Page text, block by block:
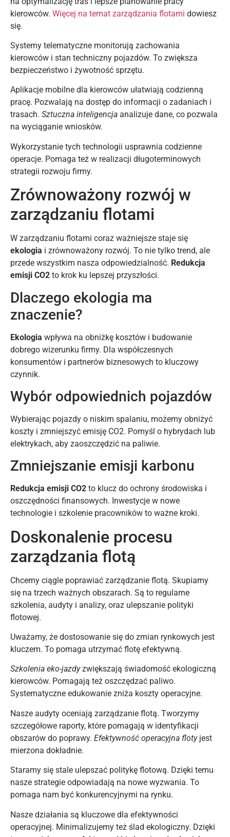
kierowców. Więcej na temat zarządzania flotami dowiesz
się.
Systemy telematyczne monitorują zachowania
kierowców i stan techniczny pojazdów. To zwiększa
bezpieczeństwo i żywotność sprzętu.
Aplikacje mobilne dla kierowców ułatwiają codzienną
pracę. Pozwalają na dostęp do informacji o zadaniach i
trasach. Sztuczna inteligencja analizuje dane, co pozwala
na wyciąganie wniosków.
Wykorzystanie tych technologii usprawnia codzienne
operacje. Pomaga też w realizacji długoterminowych
strategii rozwoju firmy.
Zrównoważony rozwój w
zarządzaniu flotami
W zarządzaniu flotami coraz ważniejsze staje się
ekologia i zrównoważony rozwój. To nie tylko trend, ale
przede wszystkim nasza odpowiedzialność. Redukcja
emisji CO2 to krok ku lepszej przyszłości.
Dlaczego ekologia ma
znaczenie?
Ekologia wpływa na obniżkę kosztów i budowanie
dobrego wizerunku firmy. Dla współczesnych
konsumentów i partnerów biznesowych to kluczowy
czynnik.
Wybór odpowiednich pojazdów
Wybierając pojazdy o niskim spalaniu, możemy obniżyć
koszty i zmniejszyć emisję CO2. Pomyśl o hybrydach lub
elektrykach, aby zaoszczędzić na paliwie.
Zmniejszanie emisji karbonu
Redukcja emisji CO2 to klucz do ochrony środowiska i
oszczędności finansowych. Inwestycje w nowe
technologie i szkolenie pracowników to ważne kroki.
Doskonalenie procesu
zarządzania flotą
Chcemy ciągle poprawiać zarządzanie flotą. Skupiamy
się na trzech ważnych obszarach. Są to regularne
szkolenia, audyty i analizy, oraz ulepszanie polityki
flotowej.
Uważamy, że dostosowanie się do zmian rynkowych jest
kluczem. To pomaga utrzymać flotę efektywną.
Szkolenia eko-jazdyzwiększają świadomość ekologiczną
kierowców. Pomagają też oszczędzać paliwo.
Systematyczne edukowanie zniża koszty operacyjne.
Nasze audyty oceniają zarządzanie flotą. Tworzymy
szczegółowe raporty, które pomagają w identyfikacji
obszarów do poprawy. Efektywność operacyjna flotyjest
mierzona dokładnie.
Staramy się stale ulepszać politykę flotową. Dzięki temu
nasze strategie odpowiadają na nowe wyzwania. To
pomaga nam być konkurencyjnymi na rynku.
Nasze działania są kluczowe dla efektywności
operacyjnej. Minimalizujemy też ślad ekologiczny. Dzięki